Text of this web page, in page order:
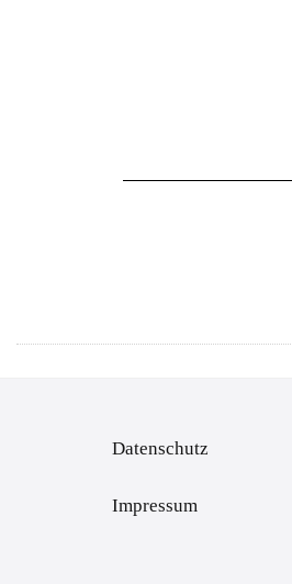
Datenschutz
Impressum